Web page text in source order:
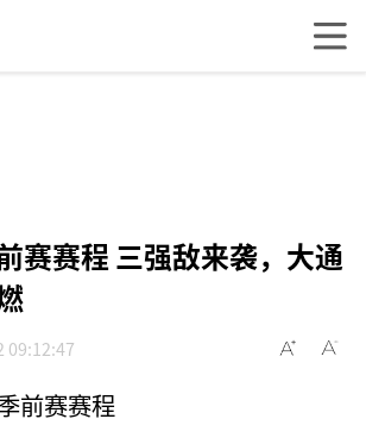
赛赛程 三强敌来袭，大通
09:12:47
前赛赛程